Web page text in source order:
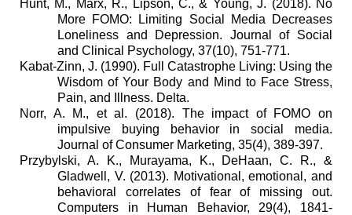
Hunt, M., Marx, R., Lipson, C., & Young, J. (2018). No
More FOMO: Limiting Social Media Decreases
Loneliness and Depression. Journal of Social
and Clinical Psychology, 37(10), 751-771.
Kabat-Zinn, J. (1990). Full Catastrophe Living: Using the
Wisdom of Your Body and Mind to Face Stress,
Pain, and Illness. Delta.
Norr, A. M., et al. (2018). The impact of FOMO on
impulsive buying behavior in social media.
Journal of Consumer Marketing, 35(4), 389-397.
Przybylski, A. K., Murayama, K., DeHaan, C. R., &
Gladwell, V. (2013). Motivational, emotional, and
behavioral correlates of fear of missing out.
Computers in Human Behavior, 29(4), 1841-